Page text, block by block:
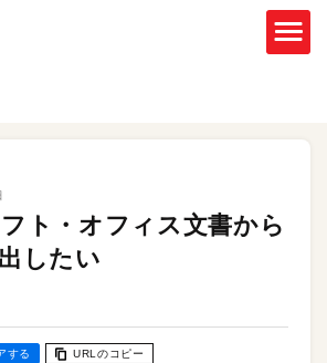
ト・オフィス文書から
したい
する URLのコピー